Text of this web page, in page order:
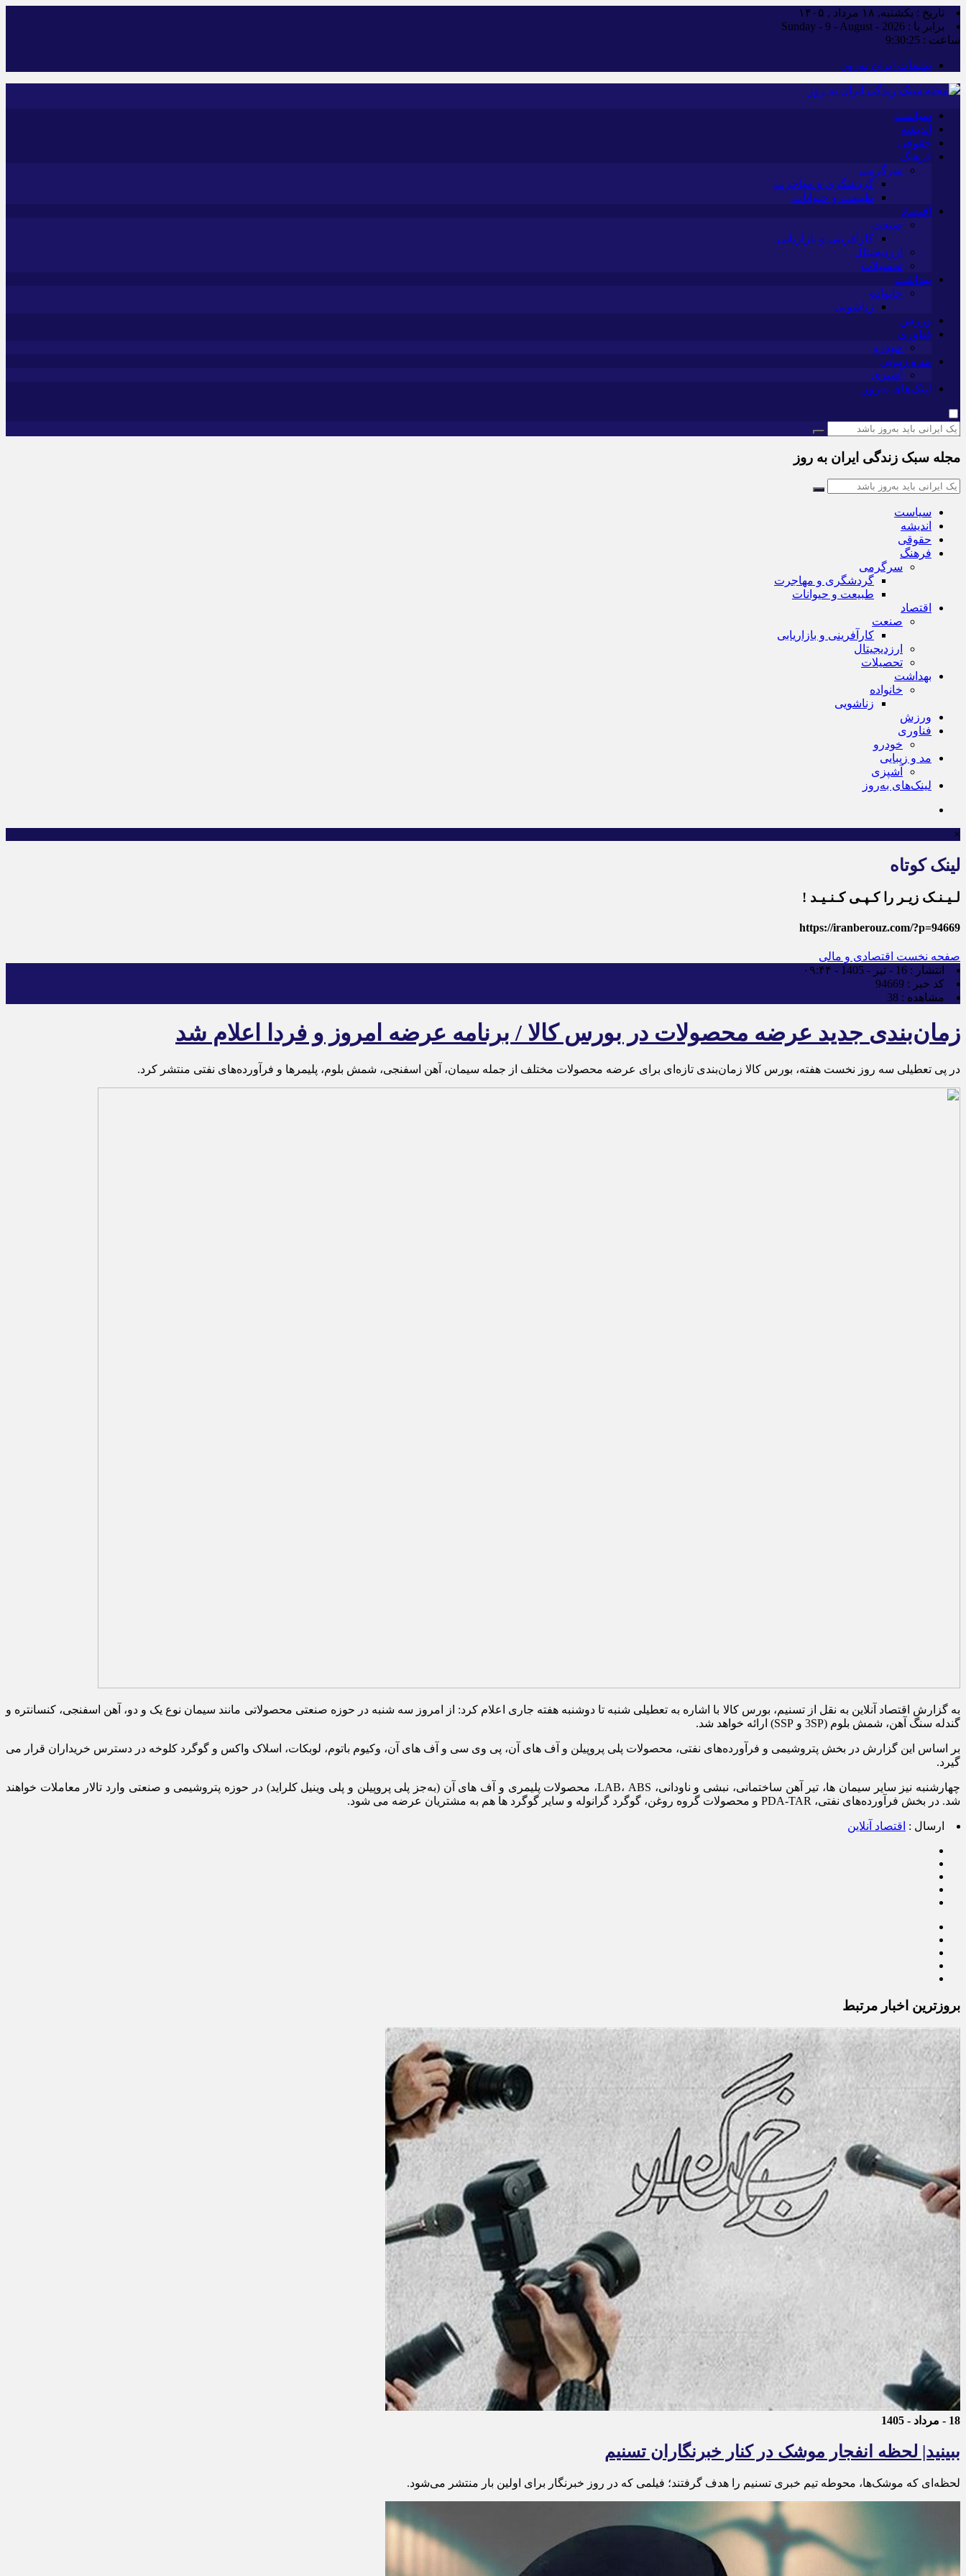
تاریخ : یکشنبه, ۱۸ مرداد , ۱۴۰۵
برابر با : Sunday - 9 - August - 2026
ساعت : 9:30:26
تبلیغات ایران به‌روز
سیاست
اندیشه
حقوقی
فرهنگ
سرگرمی
گردشگری و مهاجرت
طبیعت و حیوانات
اقتصاد
صنعت
کارآفرینی و بازاریابی
ارزدیجیتال
تحصیلات
بهداشت
خانواده
زناشویی
ورزش
فناوری
خودرو
مد و زیبایی
آشپزی
لینک‌های به‌روز
مجله سبک زندگی ایران به روز
سیاست
اندیشه
حقوقی
فرهنگ
سرگرمی
گردشگری و مهاجرت
طبیعت و حیوانات
اقتصاد
صنعت
کارآفرینی و بازاریابی
ارزدیجیتال
تحصیلات
بهداشت
خانواده
زناشویی
ورزش
فناوری
خودرو
مد و زیبایی
آشپزی
لینک‌های به‌روز
×
لینک کوتاه
لـیـنـک زیـر را کـپـی کـنـیـد !
https://iranberouz.com/?p=94669
صفحه نخست اقتصادی و مالی
انتشار : 16 - تیر - 1405 - ۰۹:۴۴
کد خبر : 94669
مشاهده : 38
زمان‌بندی جدید عرضه محصولات در بورس کالا / برنامه عرضه امروز و فردا اعلام شد
در پی تعطیلی سه روز نخست هفته، بورس کالا زمان‌بندی تازه‌ای برای عرضه محصولات مختلف از جمله سیمان، آهن اسفنجی، شمش بلوم، پلیمرها و فرآورده‌های نفتی منتشر کرد.
به گزارش اقتصاد آنلاین به نقل از تسنیم، بورس کالا با اشاره به تعطیلی شنبه تا دوشنبه هفته جاری اعلام کرد: از امروز سه‌ شنبه در حوزه صنعتی محصولاتی مانند سیمان نوع یک و دو، آهن اسفنجی، کنسانتره و
گندله سنگ آهن، شمش بلوم (3SP و SSP) ارائه خواهد شد.
بر اساس این گزارش در بخش پتروشیمی و فرآورده‌های نفتی، محصولات پلی‌ پروپیلن و آف‌ های آن، پی وی سی و آف‌ های آن، وکیوم باتوم، لوبکات، اسلاک واکس و گوگرد کلوخه در دسترس خریداران قرار می‌
گیرد.
چهارشنبه نیز سایر سیمان ها، تیر آهن ساختمانی، نبشی و ناودانی، LAB، ABS، محصولات پلیمری و آف های آن (به‌جز پلی‌ پروپیلن و پلی‌ وینیل کلراید) در حوزه پتروشیمی و صنعتی وارد تالار معاملات خواهند
شد. در بخش فرآورده‌های نفتی، PDA-TAR و محصولات گروه روغن، گوگرد گرانوله و سایر گوگرد ها هم به مشتریان عرضه می‌ شود.
ارسال : اقتصاد آنلاین
بروزترین اخبار مرتبط
18 - مرداد - 1405
ببینید| لحظه انفجار موشک‌ در کنار خبرنگاران تسنیم
لحظه‌ای که موشک‌ها، محوطه تیم خبری تسنیم را هدف گرفتند؛ فیلمی که در روز خبرنگار برای اولین بار منتشر می‌شود.